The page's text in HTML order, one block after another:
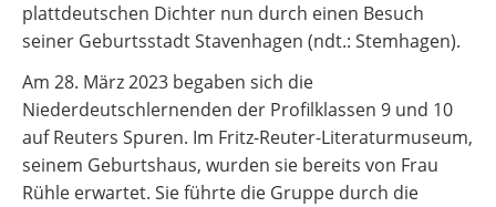
plattdeutschen Dichter nun durch einen Besuch
seiner Geburtsstadt Stavenhagen (ndt.: Stemhagen).
Am 28. März 2023 begaben sich die
Niederdeutschlernenden der Profilklassen 9 und 10
auf Reuters Spuren. Im Fritz-Reuter-Literaturmuseum,
seinem Geburtshaus, wurden sie bereits von Frau
Rühle erwartet. Sie führte die Gruppe durch die